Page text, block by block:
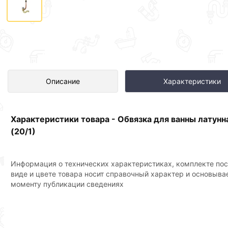
Описание Характеристики
Обвязка для ванны латунная
Для приобретения данной позиции, кликните мышкой
«Быстрый заказ»
действительны в Москве и области.
Наши профессиональные менеджеры обработают заказ и
Характеристики товара - Обвязка для ванны
(20/1)
Информация о технических характеристиках, комплекте
виде и цвете товара носит справочный характер и
моменту публикации сведениях